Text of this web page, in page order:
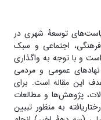
توسعۀ شهری در
اجتماعی و سبک
و با توجه به واگذاری
عمومی و مردمی
این مقاله است. برای
پژوهش‌ها و مطالعات
به منظور تبیین